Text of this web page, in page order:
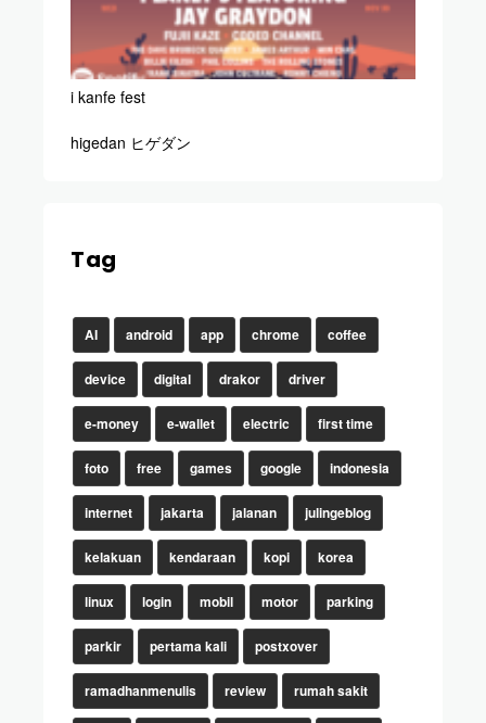
i kanfe fest
higedan ヒゲダン
Tag
AI android app chrome coffee
device digital drakor driver
e-money e-wallet electric first time
foto free games google indonesia
internet jakarta jalanan julingeblog
kelakuan kendaraan kopi korea
linux login mobil motor parking
parkir pertama kali postxover
ramadhanmenulis review rumah sakit